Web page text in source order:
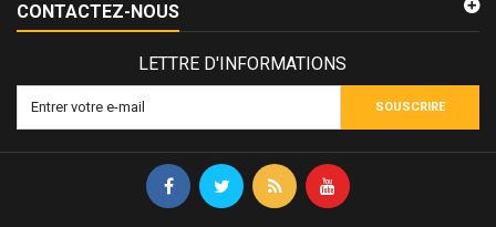
CONTACTEZ-NOUS
LETTRE D'INFORMATIONS
SOUSCRIRE